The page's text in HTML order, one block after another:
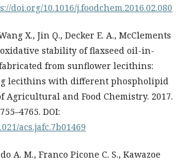
doi.org/10.1016/j.foodchem.2016.02.080
X., Jin Q., Decker E. A., McClements
oxidative stability of flaxseed oil-in-
from sunflower lecithins:
lecithins with different phospholipid
Agricultural and Food Chemistry. 2017.
DOI:
acs.jafc.7b01469
A. M., Franco Picone C. S., Kawazoe